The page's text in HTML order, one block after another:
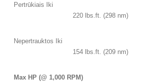
Pertrūkiais Iki
220 lbs.ft. (298 nm)
Nepertrauktos Iki
154 lbs.ft. (209 nm)
Max HP (@ 1,000 RPM)